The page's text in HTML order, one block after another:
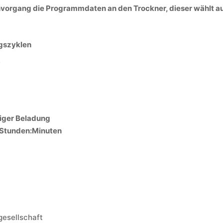
die Programmdaten an den Trockner, dieser wählt
Beladung